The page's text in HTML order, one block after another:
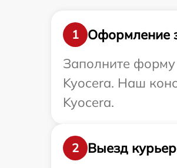
1
Оформление
Заполните форму
Kyocera. Наш
Kyocera.
2
Выезд